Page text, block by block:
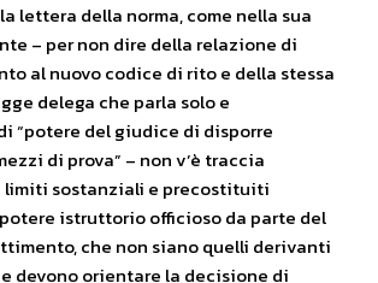
lettera della norma, come nella sua
– per non dire della relazione di
al nuovo codice di rito e della stessa
delega che parla solo e
“potere del giudice di disporre
di prova” – non v’è traccia
limiti sostanziali e precostituiti
istruttorio officioso da parte del
che non siano quelli derivanti
devono orientare la decisione di